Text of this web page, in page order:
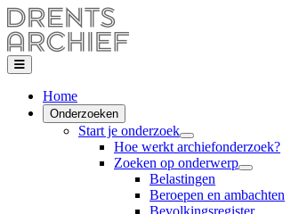
Home
Onderzoeken
Start je onderzoek
Hoe werkt archiefonderzoek?
Zoeken op onderwerp
Belastingen
Beroepen en ambachten
Bevolkingsregister